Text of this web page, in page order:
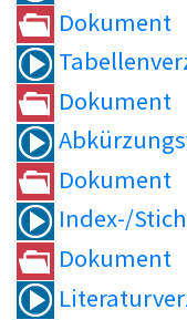
Dokument
Dokument
Dokument
Index-/
Dokument